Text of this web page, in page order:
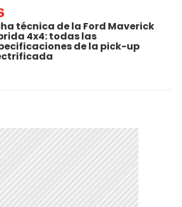
técnica de la Ford Maverick
4x4: todas las
de la pick-up